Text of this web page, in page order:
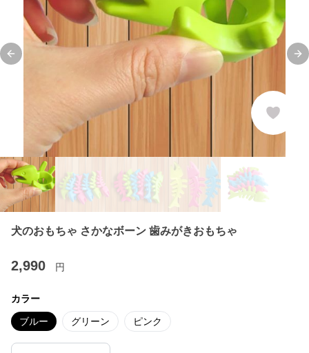
Previous slide
犬のおもちゃ さかなボーン 歯みがきおもちゃ
2,990 円
カラー
ブルー グリーン ピンク